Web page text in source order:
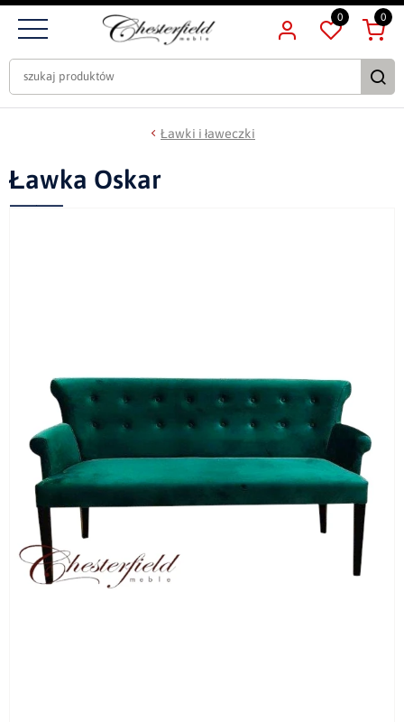
0 0
Ławki i ławeczki
Ławka Oskar